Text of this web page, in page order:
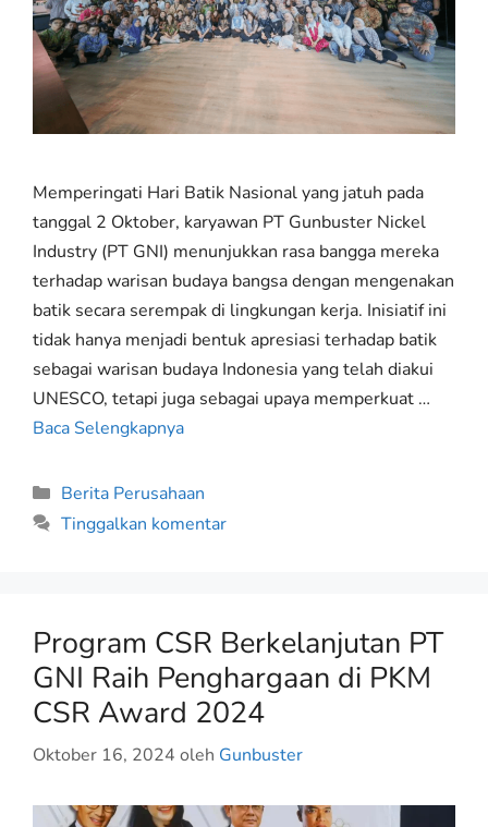
Memperingati Hari Batik Nasional yang jatuh pada
tanggal 2 Oktober, karyawan PT Gunbuster Nickel
Industry (PT GNI) menunjukkan rasa bangga mereka
terhadap warisan budaya bangsa dengan mengenakan
batik secara serempak di lingkungan kerja. Inisiatif ini
tidak hanya menjadi bentuk apresiasi terhadap batik
sebagai warisan budaya Indonesia yang telah diakui
UNESCO, tetapi juga sebagai upaya memperkuat …
Baca Selengkapnya
Berita Perusahaan
Tinggalkan komentar
Program CSR Berkelanjutan PT
GNI Raih Penghargaan di PKM
CSR Award 2024
Oktober 16, 2024 oleh Gunbuster